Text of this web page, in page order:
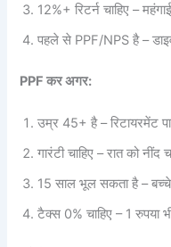
12%+ रिटर्न चाहिए –
पहले से PPF/NPS है –
PPF कर अगर:
उम्र 45+ है – रिटायरमेंट
गारंटी चाहिए – रात को नींद
15 साल भूल सकता है – बच्चे
टैक्स 0% चाहिए – 1 रुपया